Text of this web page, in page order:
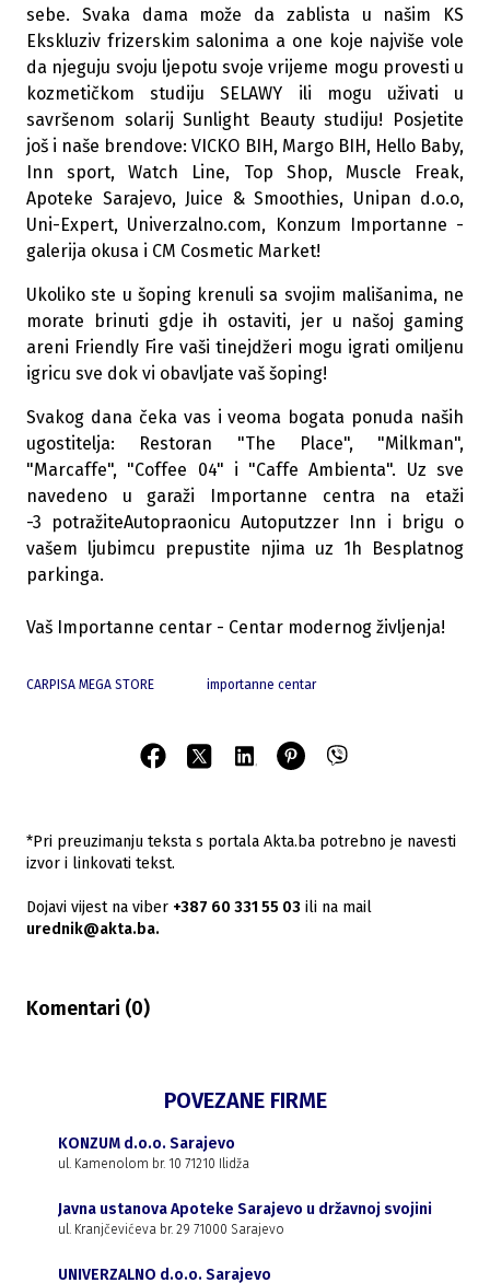
sebe. Svaka dama može da zablista u našim KS
Ekskluziv frizerskim salonima a one koje najviše vole
da njeguju svoju ljepotu svoje vrijeme mogu provesti u
kozmetičkom studiju SELAWY ili mogu uživati u
savršenom solarij Sunlight Beauty studiju! Posjetite
još i naše brendove: VICKO BIH, Margo BIH, Hello Baby,
Inn sport, Watch Line, Top Shop, Muscle Freak,
Apoteke Sarajevo, Juice & Smoothies, Unipan d.o.o,
Uni-Expert, Univerzalno.com, Konzum Importanne -
galerija okusa i CM Cosmetic Market!
Ukoliko ste u šoping krenuli sa svojim mališanima, ne
morate brinuti gdje ih ostaviti, jer u našoj gaming
areni Friendly Fire vaši tinejdžeri mogu igrati omiljenu
igricu sve dok vi obavljate vaš šoping!
Svakog dana čeka vas i veoma bogata ponuda naših
ugostitelja: Restoran "The Place", "Milkman",
"Marcaffe", "Coffee 04" i "Caffe Ambienta". Uz sve
navedeno u garaži Importanne centra na etaži
-3 potražiteAutopraonicu Autoputzzer Inn i brigu o
vašem ljubimcu prepustite njima uz 1h Besplatnog
parkinga.
Vaš Importanne centar - Centar modernog življenja!
CARPISA MEGA STORE importanne centar
*Pri preuzimanju teksta s portala Akta.ba potrebno je navesti
izvor i linkovati tekst.
Dojavi vijest na viber +387 60 331 55 03 ili na mail
urednik@akta.ba.
Komentari (0)
POVEZANE FIRME
KONZUM d.o.o. Sarajevo
ul. Kamenolom br. 10 71210 Ilidža
Javna ustanova Apoteke Sarajevo u državnoj svojini
ul. Kranjčevićeva br. 29 71000 Sarajevo
UNIVERZALNO d.o.o. Sarajevo